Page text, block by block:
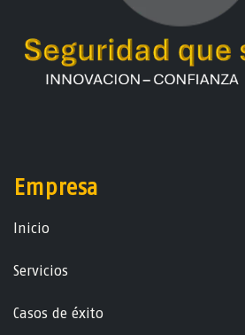
Empresa
Ini​ci​o
Servicios
Casos de éxito